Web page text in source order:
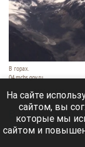
В горах.
04.mchs.gov.ru
9 августа 2026 в 16:05
В горах
операция по
граждан
На сайте
сайтом, вы
которые мы
сайтом и